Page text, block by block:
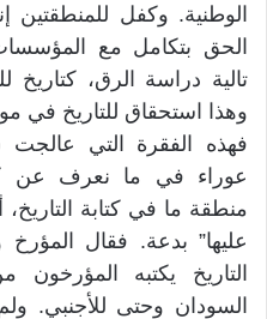
الوطنية. وكفل للمنطقتين
الحق بتكامل مع
تالية دراسة الرق، كتاريخ
وهذا استحقاق للتاريخ في
فهذه الفقرة التي عالجت
عوراء في ما نعرف عن
منطقة ما في كتابة التاريخ،
عليها” بدعة. فقال
التاريخ يكتبه
السودان وحتى للأجنبي.